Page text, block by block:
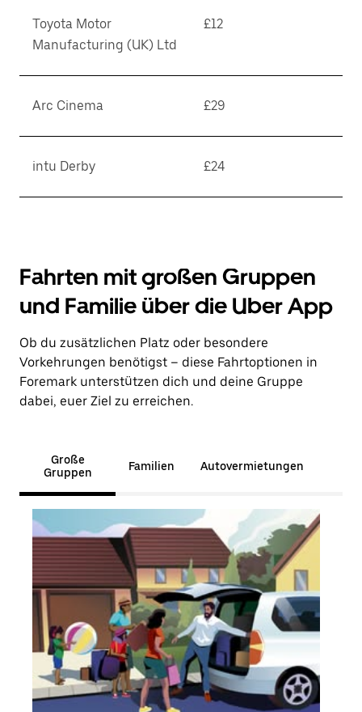
Toyota Motor
Manufacturing (UK) Ltd
£12
Arc Cinema £29
intu Derby £24
Fahrten mit großen Gruppen
und Familie über die Uber App
Ob du zusätzlichen Platz oder besondere
Vorkehrungen benötigst – diese Fahrtoptionen in
Foremark unterstützen dich und deine Gruppe
dabei, euer Ziel zu erreichen.
Große
Gruppen
Familien Autovermietungen